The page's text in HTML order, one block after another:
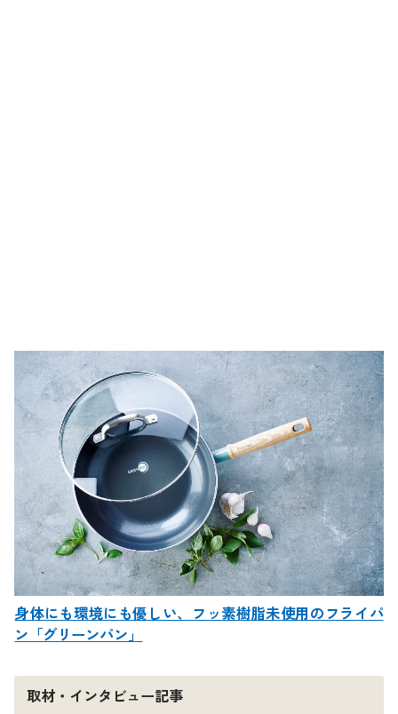
身体にも環境にも優しい、フッ素樹脂未使用のフライパ
ン「グリーンパン」
取材・インタビュー記事